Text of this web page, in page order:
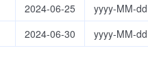
2024-06-25
yyyy-MM-
2024-06-30 yyyy-MM-